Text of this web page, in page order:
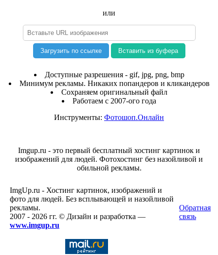
или
Вставить из буфера
Доступные разрешения - gif, jpg, png, bmp
Минимум рекламы. Никаких попандеров и кликандеров
Сохраняем оригинальный файл
Работаем с 2007-ого года
Инструменты: Фотошоп.Онлайн
Imgup.ru - это первый бесплатный хостинг картинок и
изображений для людей. Фотохостинг без назойливой и
обильной рекламы.
ImgUp.ru - Хостинг картинок, изображений и
фото для людей. Без всплывающей и назойливой
рекламы.
2007 - 2026 гг. © Дизайн и разработка —
www.imgup.ru
Обратная
связь